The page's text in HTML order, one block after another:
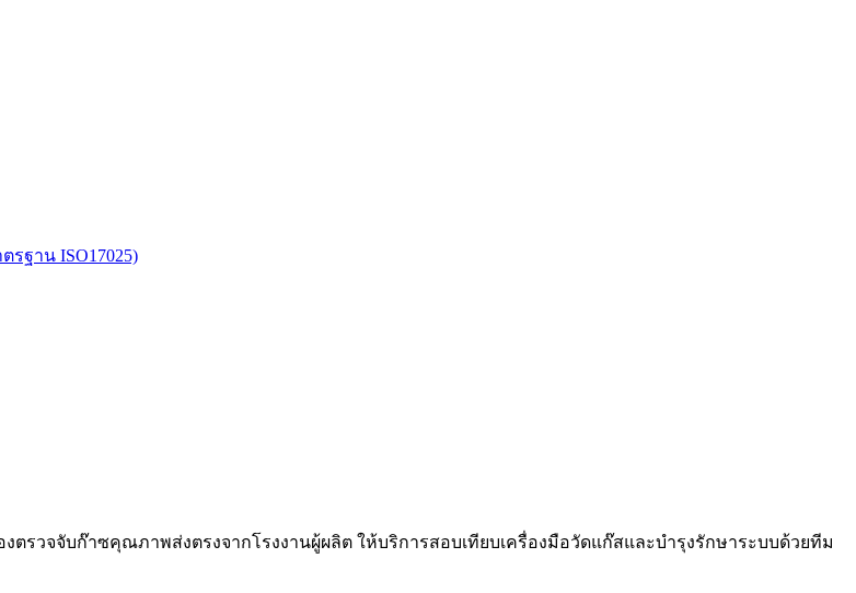
รฐาน ISO17025)
ตรวจจับก๊าซคุณภาพส่งตรงจากโรงงานผู้ผลิต ให้บริการสอบเทียบเครื่องมือวัดแก๊สและบำรุงรักษาระบบด้วยทีม